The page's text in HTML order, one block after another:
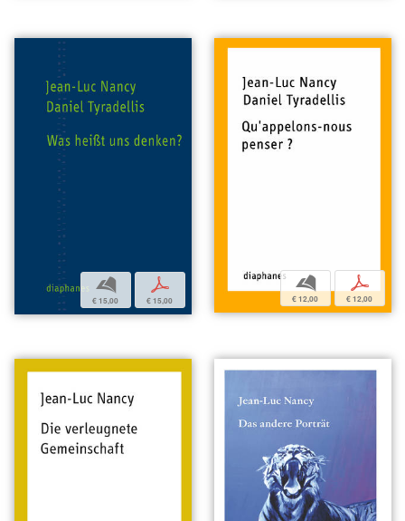
b
€ 15,00
p
€ 15,00
b
€ 12,00
p
€ 12,00